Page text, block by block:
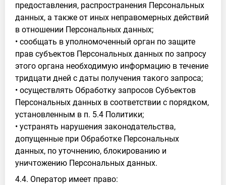
предоставления, распространения Персональных
данных, а также от иных неправомерных действий
в отношении Персональных данных;
• сообщать в уполномоченный орган по защите
прав субъектов Персональных данных по запросу
этого органа необходимую информацию в течение
тридцати дней с даты получения такого запроса;
• осуществлять Обработку запросов Субъектов
Персональных данных в соответствии с порядком,
установленным в п. 5.4 Политики;
• устранять нарушения законодательства,
допущенные при Обработке Персональных
данных, по уточнению, блокированию и
уничтожению Персональных данных.
4.4. Оператор имеет право: